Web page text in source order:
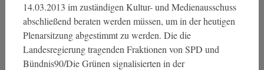
14.03.2013 im zuständigen Kultur- und Medienausschuss
abschließend beraten werden müssen, um in der heutigen
Plenarsitzung abgestimmt zu werden. Die die
Landesregierung tragenden Fraktionen von SPD und
Bündnis90/Die Grünen signalisierten in der